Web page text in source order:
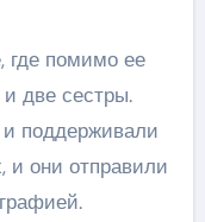
где помимо ее
две сестры.
поддерживали
и они отправили